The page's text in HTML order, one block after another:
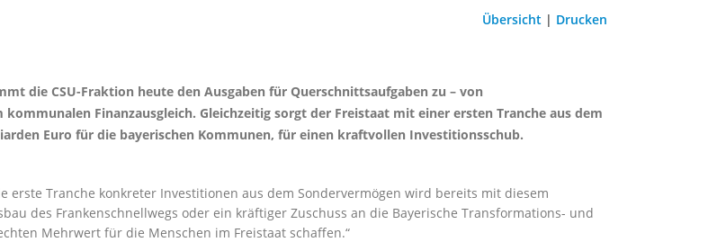
Übersicht | Drucken
die CSU-Fraktion heute den Ausgaben für Querschnittsaufgaben zu – von
Finanzausgleich. Gleichzeitig sorgt der Freistaat mit einer ersten Tranche aus dem
Euro für die bayerischen Kommunen, für einen kraftvollen Investitionsschub.
Tranche konkreter Investitionen aus dem Sondervermögen wird bereits mit diesem
des Frankenschnellwegs oder ein kräftiger Zuschuss an die Bayerische Transformations- und
Mehrwert für die Menschen im Freistaat schaffen.“